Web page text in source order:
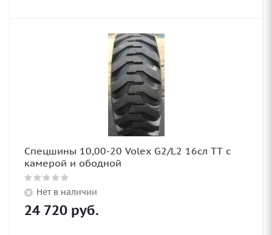
Спецшины 10,00-20 Volex G2/L2 16сл TT с
камерой и ободной
Нет в наличии
24 720 руб.